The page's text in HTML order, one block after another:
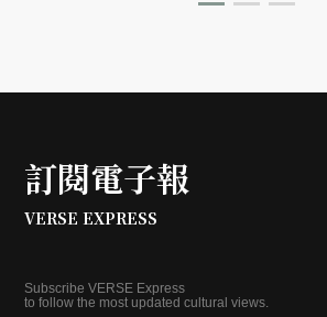
訂閱電子報
VERSE EXPRESS
Subscribe VERSE Express
to follow the most updated cultural views.